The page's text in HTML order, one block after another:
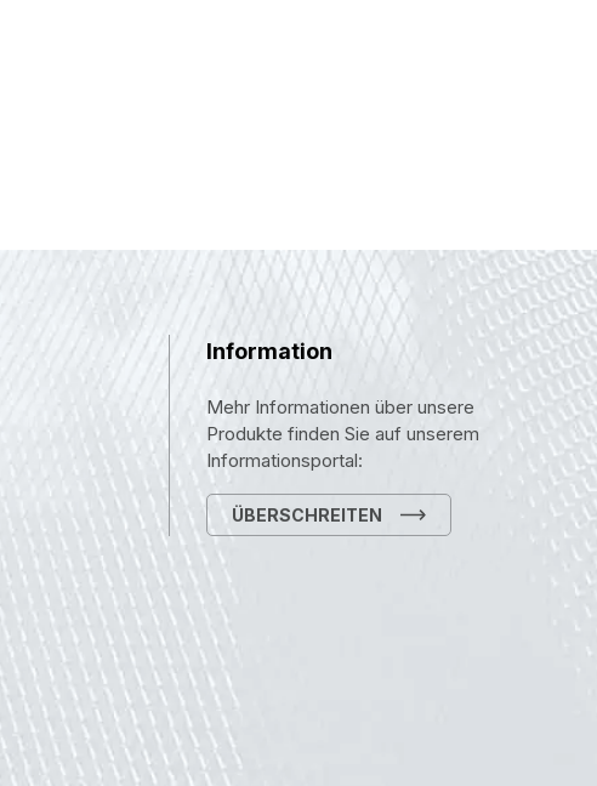
Information
Mehr Informationen über unsere
Produkte finden Sie auf unserem
Informationsportal:
ÜBERSCHREITEN